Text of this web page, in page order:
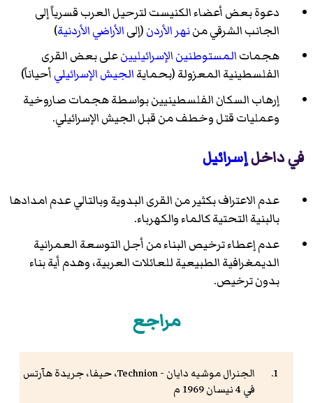
دعوة بعض أعضاء الكنيست لترحيل العرب قسرياً إلى
الجانب الشرقي مننهر الأردن(إلىالأراضي الأردنية)
هجماتالمستوطنين الإسرائيليينعلى بعض القرى
الفلسطينية المعزولة (بحمايةالجيش الإسرائيليأحياناً)
إرهاب السكان الفلسطينيين بواسطة هجمات صاروخية
وعمليات قتل وخطف من قبل الجيش الإسرائيلي.
في داخلإسرائيل
عدم الاعتراف بكثير من القرى البدوية وبالتالي عدم امدادها
بالبنية التحتية كالماء والكهرباء.
عدم إعطاء ترخيص البناء من أجل التوسعة العمرانية
الديمغرافية الطبيعية للعائلات العربية، وهدم أية بناء
بدون ترخيص.
مراجع
الجنرال موشيه دايان - Technion، حيفا، جريدة هآرتس
في 4 نيسان 1969 م